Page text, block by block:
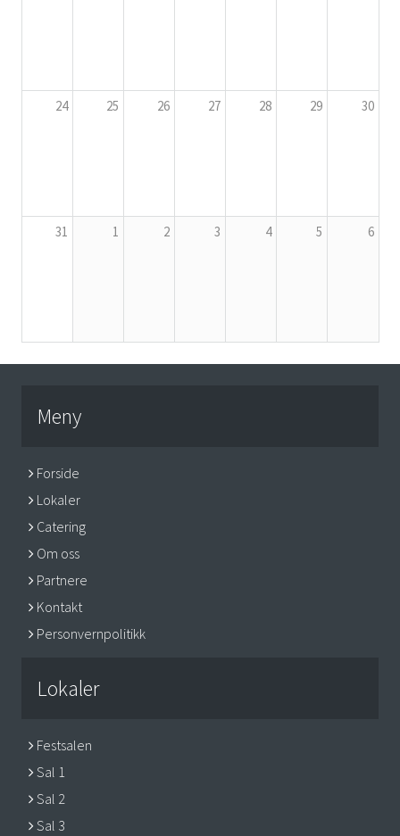
24 25 26 27 28 29 30
31 1 2 3 4 5 6
Meny
Forside
Lokaler
Catering
Om oss
Partnere
Kontakt
Personvernpolitikk
Lokaler
Festsalen
Sal 1
Sal 2
Sal 3